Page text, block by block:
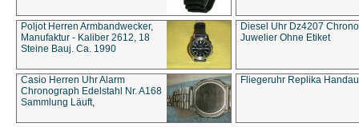
Poljot Herren Armbandwecker,
Manufaktur - Kaliber 2612, 18
Steine Bauj. Ca. 1990
Diesel Uhr Dz4207
Juwelier Ohne Etiket
Casio Herren Uhr Alarm
Chronograph Edelstahl Nr. A168
Sammlung Läuft,
Fliegeruhr Replika